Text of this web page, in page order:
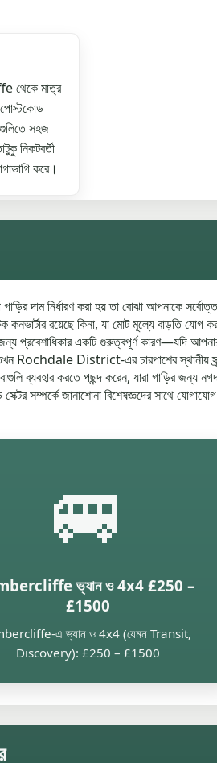
থেকে মাত্র
সহজ
নিকটবর্তী
করে।
দাম নির্ধারণ করা হয় তা বোঝা আপনাকে
কনভার্টার রয়েছে কিনা, যা মোট মূল্যে বাড়তি
একটি গুরুত্বপূর্ণ কারণ—যদি আপনার
Rochdale District-এর চারপাশের স্থানীয়
ব্যবহার করতে পছন্দ করেন, যারা গাড়ির জন্য
সম্পর্কে জানাশোনা বিশেষজ্ঞদের সাথে
🚐
ভ্যান ও 4x4 £250 –
£1500
এ ভ্যান ও 4x4 (যেমন Transit,
Discovery): £250 – £1500